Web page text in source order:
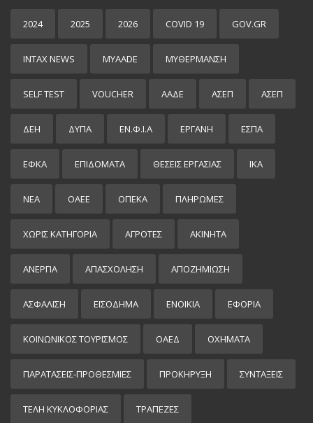
2024 2025 2026 COVID 19 GOV.GR
INTAX NEWS MYAADE MYΘΈΡΜΑΝΣΗ
SELF TEST VOUCHER ΑΑΔΕ ΑΣΕΠ ΑΣΕΠ
ΔΕΗ ΔΥΠΑ ΕΝ.Φ.Ι.Α ΕΡΓΑΝΗ ΕΣΠΑ
ΕΦΚΑ ΕΠΙΔΌΜΑΤΑ ΘΕΣΕΙΣ ΕΡΓΑΣΙΑΣ ΙΚΑ
ΝΕΑ ΟΑΕΕ ΟΠΕΚΑ ΠΛΗΡΩΜΕΣ
ΧΩΡΊΣ ΚΑΤΗΓΟΡΊΑ ΑΓΡΟΤΕΣ ΑΚΙΝΗΤΑ
ΑΝΕΡΓΙΑ ΑΠΑΣΧΟΛΗΣΗ ΑΠΟΖΗΜΙΩΣΗ
ΑΣΦΑΛΙΣΗ ΕΙΣΌΔΗΜΑ ΕΝΟΙΚΙΑ ΕΦΟΡΙΑ
ΚΟΙΝΩΝΙΚΟΣ ΤΟΥΡΙΣΜΟΣ ΟΑΕΔ ΟΧΗΜΑΤΑ
ΠΑΡΑΤΑΣΕΙΣ-ΠΡΟΘΕΣΜΙΕΣ ΠΡΟΚΉΡΥΞΗ ΣΥΝΤΑΞΕΙΣ
ΤΕΛΗ ΚΥΚΛΟΦΟΡΙΑΣ ΤΡΑΠΕΖΕΣ